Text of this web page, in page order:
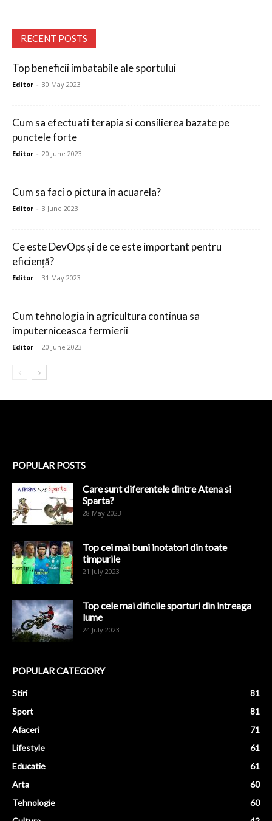
RECENT POSTS
Top beneficii imbatabile ale sportului
Editor - 30 May 2023
Cum sa efectuati terapia si consilierea bazate pe
punctele forte
Editor - 20 June 2023
Cum sa faci o pictura in acuarela?
Editor - 3 June 2023
Ce este DevOps și de ce este important pentru
eficiență?
Editor - 31 May 2023
Cum tehnologia in agricultura continua sa
imputerniceasca fermierii
Editor - 20 June 2023
POPULAR POSTS
Care sunt diferentele dintre Atena si
Sparta?
28 May 2023
Top cei mai buni inotatori din toate
timpurile
21 July 2023
Top cele mai dificile sporturi din intreaga
lume
24 July 2023
POPULAR CATEGORY
Stiri
81
Sport
81
Afaceri
71
Lifestyle
61
Educatie
61
Arta
60
Tehnologie
60